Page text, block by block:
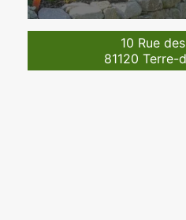
10 Rue
81120 Terre-